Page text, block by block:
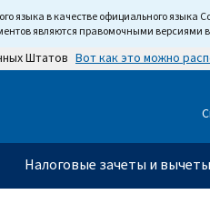
языка в качестве официального
являются правомочными версиями
Штатов Вот как это можно
Налоговые зачеты и вычеты